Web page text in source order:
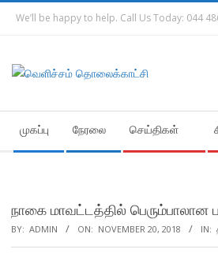
SkipWe’ll be happy to help. Call Us Today: 044
Navigation
Menu
முகப்பு நேரலை செய்திகள்
நாகை மாவட்டத்தில் பெரும்பாலான
BY: ADMIN ON: NOVEMBER 20, 2018 IN: